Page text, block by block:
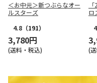
＜お中元＞新つぶらなオー
ルスターズ
4.8 （191）
3,780円
(送料・税込)
ロ
(